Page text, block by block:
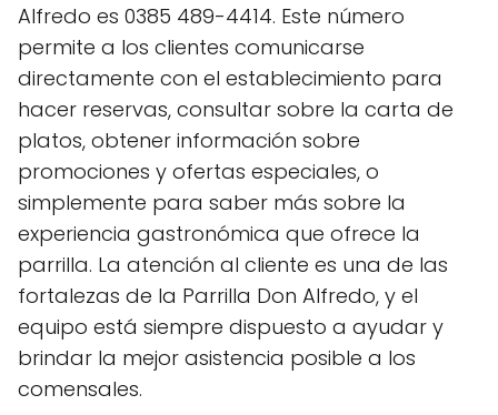
Alfredo es 0385 489-4414. Este número
permite a los clientes comunicarse
directamente con el establecimiento para
hacer reservas, consultar sobre la carta de
platos, obtener información sobre
promociones y ofertas especiales, o
simplemente para saber más sobre la
experiencia gastronómica que ofrece la
parrilla. La atención al cliente es una de las
fortalezas de la Parrilla Don Alfredo, y el
equipo está siempre dispuesto a ayudar y
brindar la mejor asistencia posible a los
comensales.